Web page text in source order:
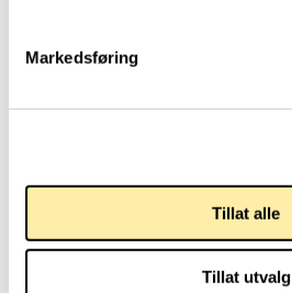
Markedsføring
Tillat alle
Tillat utvalg